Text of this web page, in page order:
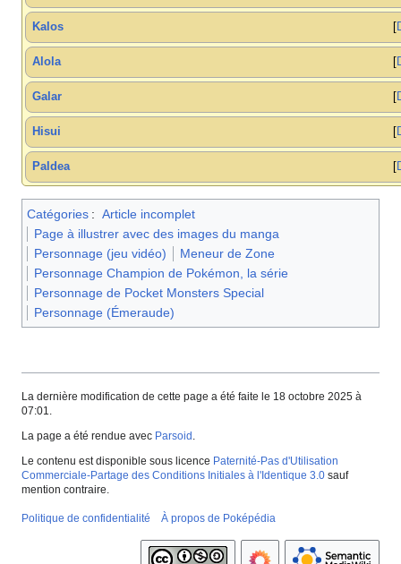
Kalos
Alola
Galar
Hisui
Paldea
Catégories : Article incomplet
Page à illustrer avec des images du manga
Personnage (jeu vidéo)
Meneur de Zone
Personnage Champion de Pokémon, la série
Personnage de Pocket Monsters Special
Personnage (Émeraude)
La dernière modification de cette page a été faite le 18 octobre 2025 à
07:01.
La page a été rendue avec Parsoid .
Le contenu est disponible sous licence Paternité-Pas d'Utilisation
Commerciale-Partage des Conditions Initiales à l'Identique 3.0 sauf
mention contraire.
Politique de confidentialité À propos de Poképédia